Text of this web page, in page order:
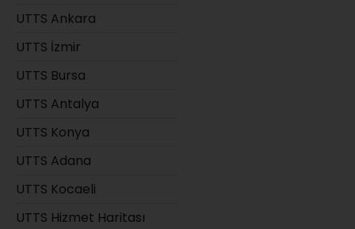
UTTS Ankara
UTTS İzmir
UTTS Bursa
UTTS Antalya
UTTS Konya
UTTS Adana
UTTS Kocaeli
UTTS Hizmet Haritası